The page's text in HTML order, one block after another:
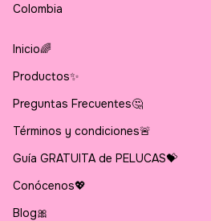
Colombia
Inicio🌈
Productos✨
Preguntas Frecuentes🤔
Términos y condiciones🚨
Guía GRATUITA de PELUCAS💝
Conócenos💖
Blog🎀